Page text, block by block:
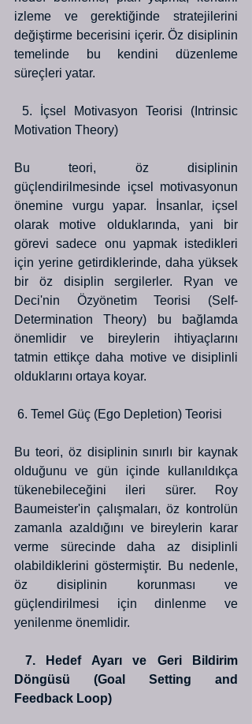
izleme ve gerektiğinde stratejilerini
değiştirme becerisini içerir. Öz disiplinin
temelinde bu kendini düzenleme
süreçleri yatar.
5. İçsel Motivasyon Teorisi (Intrinsic
Motivation Theory)
Bu teori, öz disiplinin
güçlendirilmesinde içsel motivasyonun
önemine vurgu yapar. İnsanlar, içsel
olarak motive olduklarında, yani bir
görevi sadece onu yapmak istedikleri
için yerine getirdiklerinde, daha yüksek
bir öz disiplin sergilerler. Ryan ve
Deci'nin Özyönetim Teorisi (Self-
Determination Theory) bu bağlamda
önemlidir ve bireylerin ihtiyaçlarını
tatmin ettikçe daha motive ve disiplinli
olduklarını ortaya koyar.
6. Temel Güç (Ego Depletion) Teorisi
Bu teori, öz disiplinin sınırlı bir kaynak
olduğunu ve gün içinde kullanıldıkça
tükenebileceğini ileri sürer. Roy
Baumeister'in çalışmaları, öz kontrolün
zamanla azaldığını ve bireylerin karar
verme sürecinde daha az disiplinli
olabildiklerini göstermiştir. Bu nedenle,
öz disiplinin korunması ve
güçlendirilmesi için dinlenme ve
yenilenme önemlidir.
7. Hedef Ayarı ve Geri Bildirim
Döngüsü (Goal Setting and
Feedback Loop)